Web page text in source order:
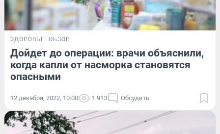
ЗДОРОВЬЕ ОБЗОР
Дойдет до операции: врачи объяснили,
когда капли от насморка становятся
опасными
12 декабря, 2022, 10:00 1 913 Обсудить